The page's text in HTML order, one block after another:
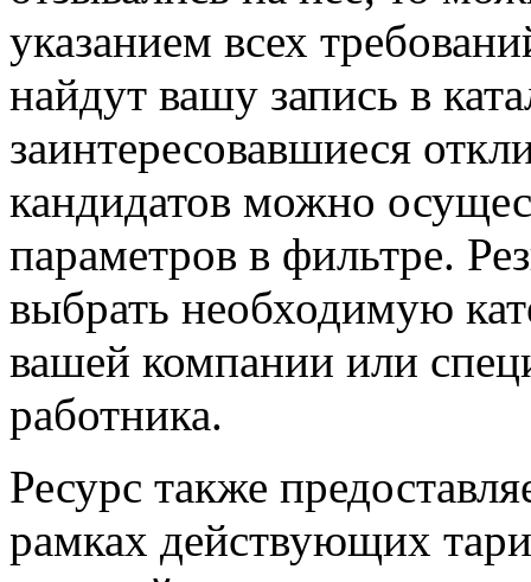
указанием всех
найдут вашу запись в
заинтересовавшиеся
кандидатов можно
параметров в фильтре.
выбрать необходимую
вашей компании или
работника.
Ресурс также
рамках действующих